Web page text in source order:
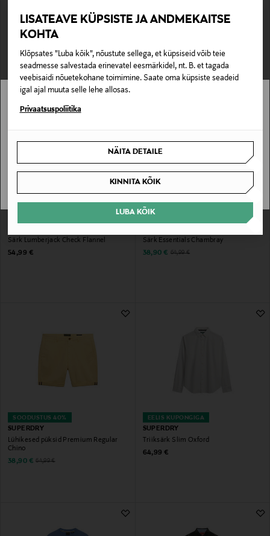
LISATEAVE KÜPSISTE JA ANDMEKAITSE
KOHTA
Klõpsates "Luba kõik", nõustute sellega, et küpsiseid võib teie
seadmesse salvestada erinevatel eesmärkidel, nt. B. et tagada
veebisaidi nõuetekohane toimimine. Saate oma küpsiste seadeid
igal ajal muuta selle lehe allosas.
Privaatsuspoliitika
NÄITA DETAILE
KINNITA KÕIK
LUBA KÕIK
SOODUSTUS 40%
SUPERDRY
Discounted Price
29,90 € Original Price
49,99 €
EELIS KUPONGIGA
Original Price
54,99 €
Särk Lumberjack Check Flannel
Original Price
54,99 €
Särk Essentials Chambray
Discounted Price
38,90 € Original Price
64,99 €
SOODUSTUS 40%
SUPERDRY
Lühikesed püksid Premium Regular
Chino
Discounted Price
38,90 € Original Price
64,99 €
EELIS KUPONGIGA
SUPERDRY
Triiksärk Slim Oxford
Original Price
64,99 €
Stockmann pole Sinu riigis saadaval.
SAAN ARU